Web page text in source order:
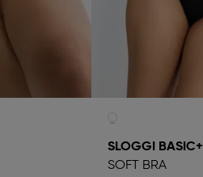
SLOGGI BASIC+
SOFT BRA